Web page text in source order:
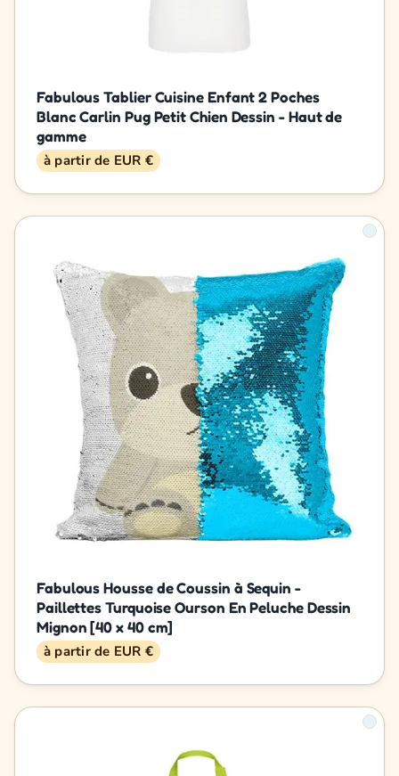
Fabulous Tablier Cuisine Enfant 2 Poches
Blanc Carlin Pug Petit Chien Dessin - Haut de
gamme
à partir de EUR €
Fabulous Housse de Coussin à Sequin -
Paillettes Turquoise Ourson En Peluche Dessin
Mignon [40 x 40 cm]
à partir de EUR €